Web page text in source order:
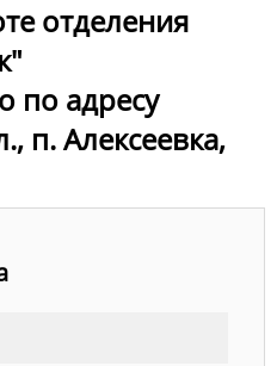
отделения
по адресу
п. Алексеевка,